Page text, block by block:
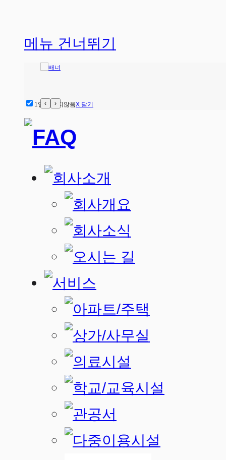
메뉴 건너뛰기
‹ ›
1일간 열지않음X 닫기
Sketchbook5, 스케치북5
Sketchbook5, 스케치북5